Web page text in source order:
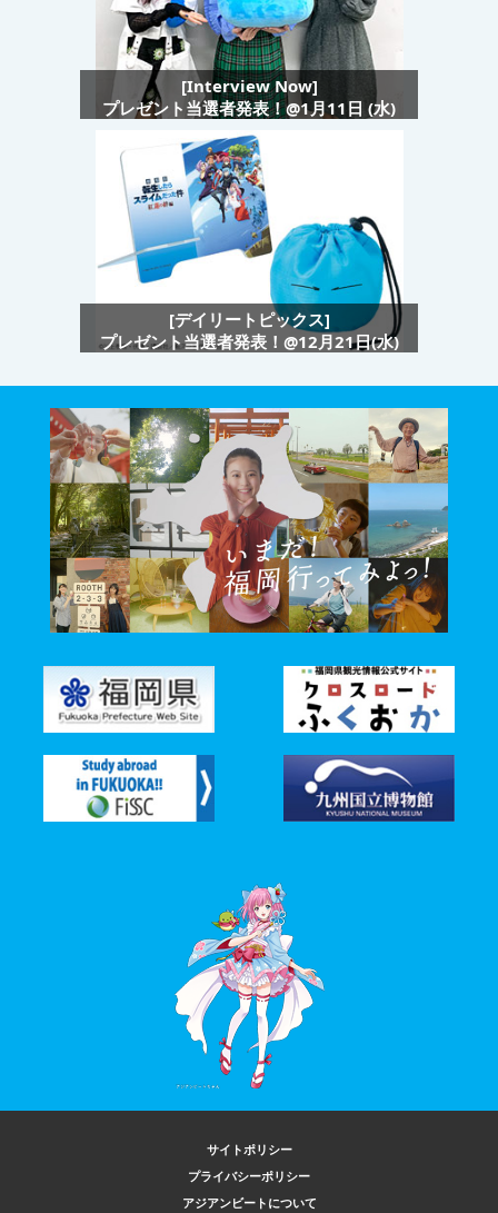
[Interview Now]
プレゼント当選者発表！@1月11日 (水)
[デイリートピックス]
プレゼント当選者発表！@12月21日(水)
サイトポリシー
プライバシーポリシー
アジアンビートについて